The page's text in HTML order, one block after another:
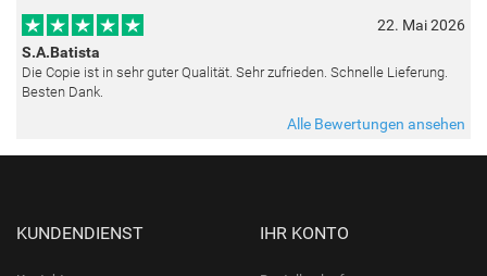
22. Mai 2026
S.A.Batista
Die Copie ist in sehr guter Qualität. Sehr zufrieden. Schnelle Lieferung.
Besten Dank.
Alle Bewertungen ansehen
KUNDENDIENST IHR KONTO